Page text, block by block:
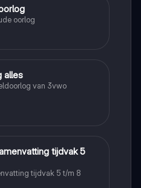
oorlog
alles
van 3vwo
tijdvak 5
tijdvak 5 t/m 8